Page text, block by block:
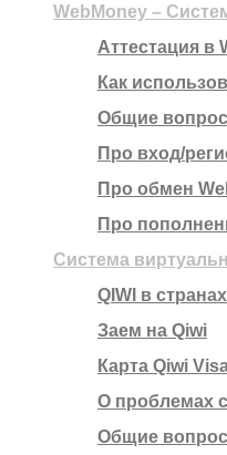
WebMoney –
Аттестация в
Как
Общие
Про вход/
Про обмен
Про
Система
QIWI в
Заем на Qiwi
Карта Qiwi
О проблемах
Общие